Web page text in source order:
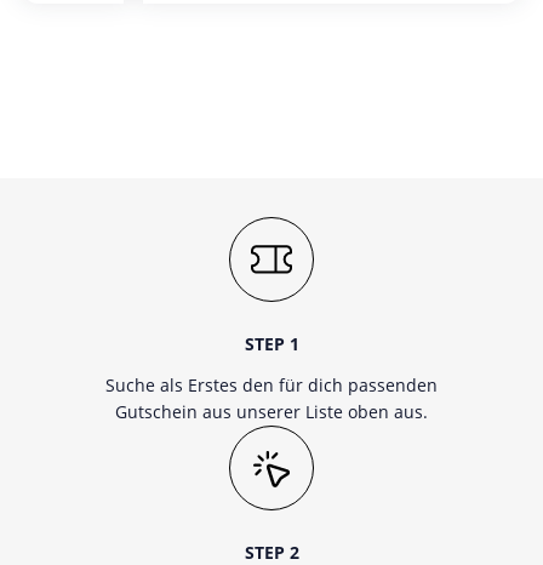
STEP 1
Suche als Erstes den für dich passenden
Gutschein aus unserer Liste oben aus.
STEP 2